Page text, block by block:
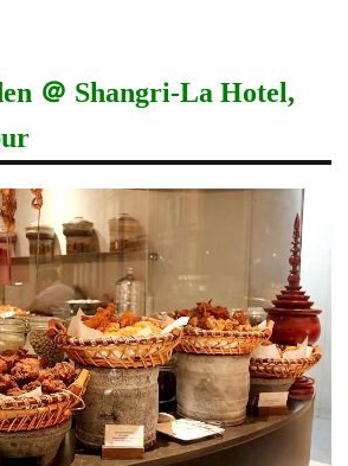
＠ Shangri-La Hotel,